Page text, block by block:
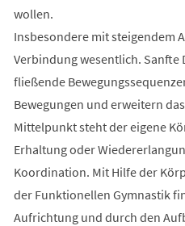
wollen.
Insbesondere mit steigendem
Verbindung wesentlich. Sanfte
fließende
Bewegungen und erweitern
Mittelpunkt steht der eigene
Erhaltung oder
Koordination. Mit Hilfe der
der Funktionellen Gymnastik
Aufrichtung und durch den